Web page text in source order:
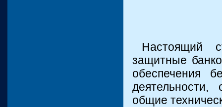
Настоящий
защитные
обеспечения
деятельности,
общие